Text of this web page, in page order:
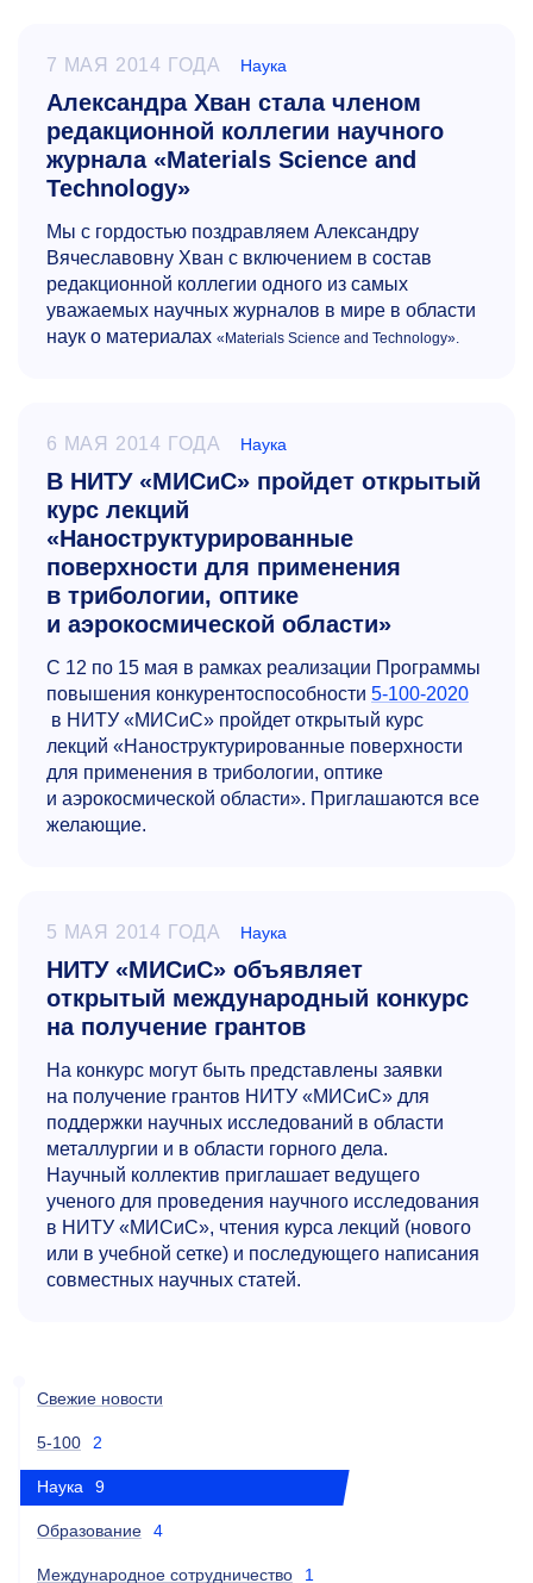
7 МАЯ 2014 ГОДА Наука
Александра Хван стала членом
редакционной коллегии научного
журнала «Materials Science and
Technology»
Мы с гордостью поздравляем Александру
Вячеславовну Хван с включением в состав
редакционной коллегии одного из самых
уважаемых научных журналов в мире в области
наук о материалах «Materials Science and Technology».
6 МАЯ 2014 ГОДА Наука
В НИТУ «МИСиС» пройдет открытый
курс лекций
«Наноструктурированные
поверхности для применения
в трибологии, оптике
и аэрокосмической области»
С 12 по 15 мая в рамках реализации Программы
повышения конкурентоспособности 5-100-2020
в НИТУ «МИСиС» пройдет открытый курс
лекций «Наноструктурированные поверхности
для применения в трибологии, оптике
и аэрокосмической области». Приглашаются все
желающие.
5 МАЯ 2014 ГОДА Наука
НИТУ «МИСиС» объявляет
открытый международный конкурс
на получение грантов
На конкурс могут быть представлены заявки
на получение грантов НИТУ «МИСиС» для
поддержки научных исследований в области
металлургии и в области горного дела.
Научный коллектив приглашает ведущего
ученого для проведения научного исследования
в НИТУ «МИСиС», чтения курса лекций (нового
или в учебной сетке) и последующего написания
совместных научных статей.
Свежие новости
5-100 2
Наука 9
Образование 4
Международное сотрудничество 1